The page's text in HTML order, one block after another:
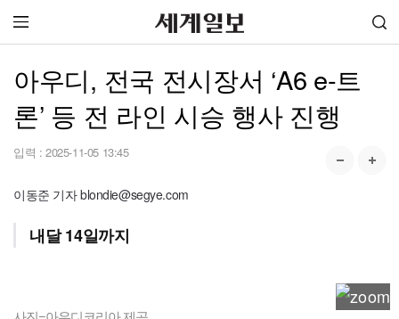
아우디, 전국 전시장서 ‘A6 e-트
론’ 등 전 라인 시승 행사 진행
입력 : 2025-11-05 13:45
이동준 기자 blondie@segye.com
내달 14일까지